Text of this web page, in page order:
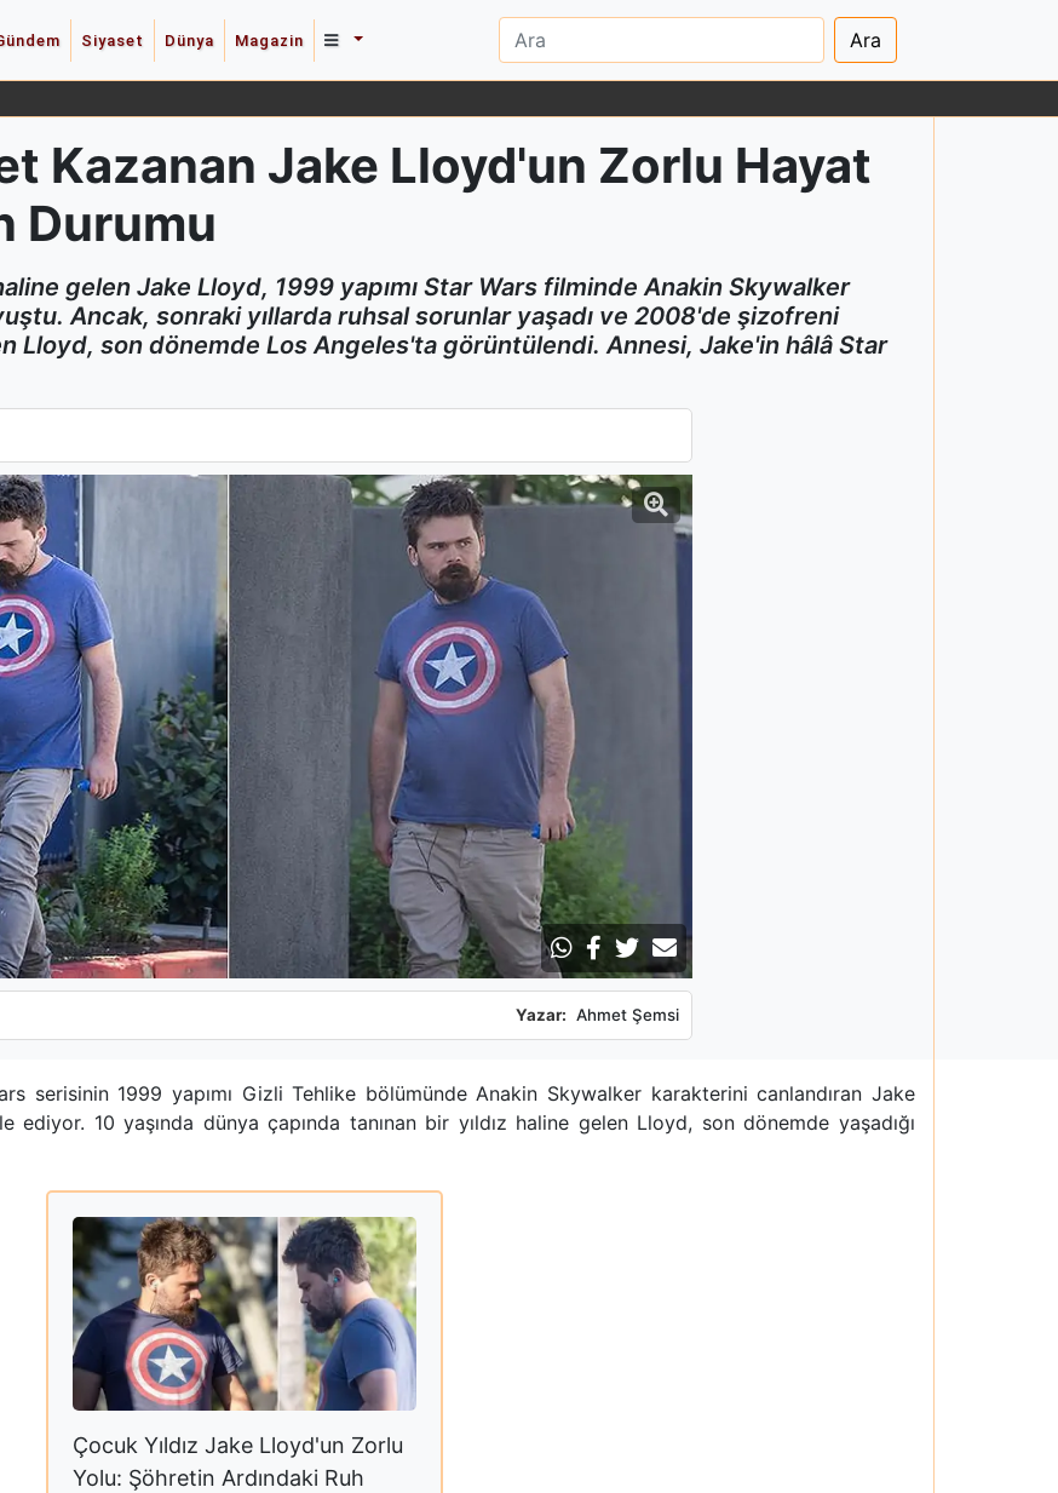
Siyaset Dünya Magazin Ara
Kazanan Jake Lloyd'un Zorlu Hayat
Durumu
gelen Jake Lloyd, 1999 yapımı Star Wars filminde Anakin Skywalker
Ancak, sonraki yıllarda ruhsal sorunlar yaşadı ve 2008'de şizofreni
Lloyd, son dönemde Los Angeles'ta görüntülendi. Annesi, Jake'in hâlâ Star
Jake Lloyd'un Zorlu Hayat Mücadelesi ve Son Durumu
Yazar: Ahmet Şemsi
serisinin 1999 yapımı Gizli Tehlike bölümünde Anakin Skywalker karakterini canlandıran Jake
10 yaşında dünya çapında tanınan bir yıldız haline gelen Lloyd, son dönemde yaşadığı
Çocuk Yıldız Jake Lloyd'un Zorlu
Yolu: Şöhretin Ardındaki Ruh